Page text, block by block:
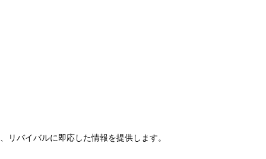
リバイバルに即応した情報を提供します。